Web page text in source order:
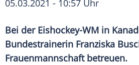
05.03.2021 - 10:57 Uhr
Bei der Eishockey-WM in
Bundestrainerin Franziska
Frauenmannschaftbetreuen.